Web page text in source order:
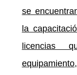
se
la
licencias